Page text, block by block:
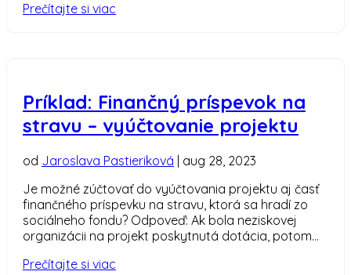
Prečítajte si viac
Príklad: Finančný príspevok na
stravu – vyúčtovanie projektu
od Jaroslava Pastieriková
aug 28, 2023
Je možné zúčtovať do vyúčtovania projektu aj časť
finančného príspevku na stravu, ktorá sa hradí zo
sociálneho fondu? Odpoveď: Ak bola neziskovej
organizácii na projekt poskytnutá dotácia, potom...
Prečítajte si viac